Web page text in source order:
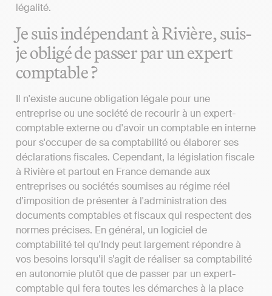
légalité.
Je suis indépendant à Rivière, suis-
je obligé de passer par un expert
comptable ?
Il n'existe aucune obligation légale pour une
entreprise ou une société de recourir à un expert-
comptable externe ou d'avoir un comptable en interne
pour s'occuper de sa comptabilité ou élaborer ses
déclarations fiscales. Cependant, la législation fiscale
à Rivière et partout en France demande aux
entreprises ou sociétés soumises au régime réel
d'imposition de présenter à l'administration des
documents comptables et fiscaux qui respectent des
normes précises. En général, un logiciel de
comptabilité tel qu'Indy peut largement répondre à
vos besoins lorsqu’il s’agit de réaliser sa comptabilité
en autonomie plutôt que de passer par un expert-
comptable qui fera toutes les démarches à la place